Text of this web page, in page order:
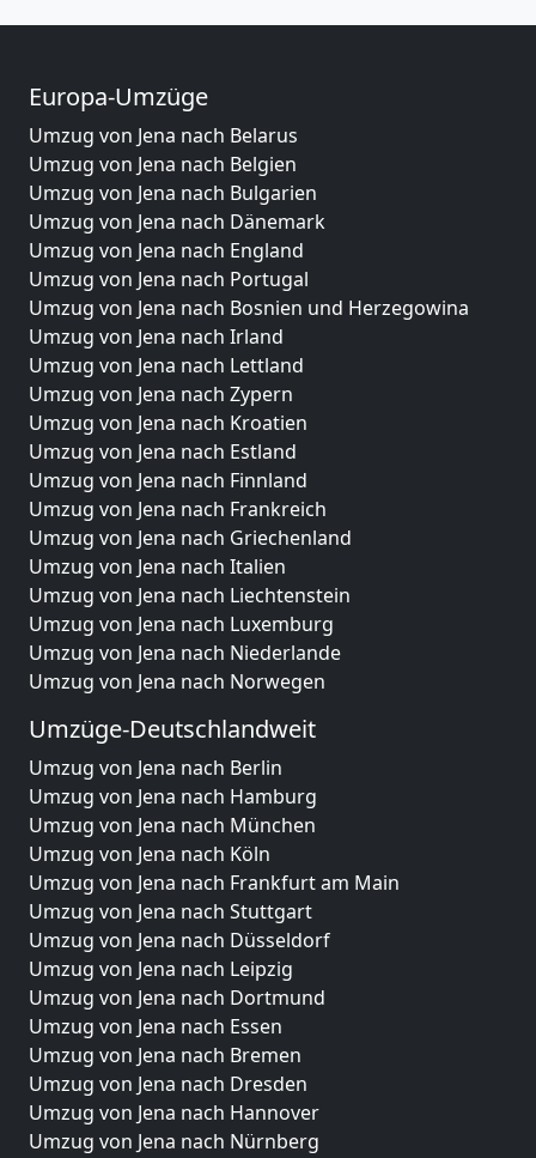
Europa-Umzüge
Umzug von Jena nach Belarus
Umzug von Jena nach Belgien
Umzug von Jena nach Bulgarien
Umzug von Jena nach Dänemark
Umzug von Jena nach England
Umzug von Jena nach Portugal
Umzug von Jena nach Bosnien und Herzegowina
Umzug von Jena nach Irland
Umzug von Jena nach Lettland
Umzug von Jena nach Zypern
Umzug von Jena nach Kroatien
Umzug von Jena nach Estland
Umzug von Jena nach Finnland
Umzug von Jena nach Frankreich
Umzug von Jena nach Griechenland
Umzug von Jena nach Italien
Umzug von Jena nach Liechtenstein
Umzug von Jena nach Luxemburg
Umzug von Jena nach Niederlande
Umzug von Jena nach Norwegen
Umzüge-Deutschlandweit
Umzug von Jena nach Berlin
Umzug von Jena nach Hamburg
Umzug von Jena nach München
Umzug von Jena nach Köln
Umzug von Jena nach Frankfurt am Main
Umzug von Jena nach Stuttgart
Umzug von Jena nach Düsseldorf
Umzug von Jena nach Leipzig
Umzug von Jena nach Dortmund
Umzug von Jena nach Essen
Umzug von Jena nach Bremen
Umzug von Jena nach Dresden
Umzug von Jena nach Hannover
Umzug von Jena nach Nürnberg